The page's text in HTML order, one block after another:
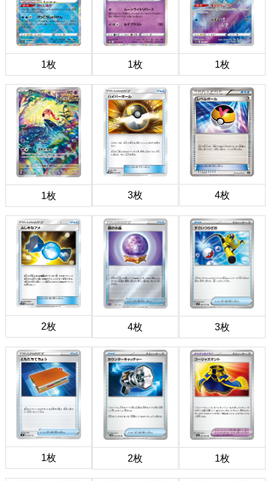
1枚 1枚 1枚
1枚 3枚 4枚
2枚 4枚 3枚
1枚 2枚 1枚